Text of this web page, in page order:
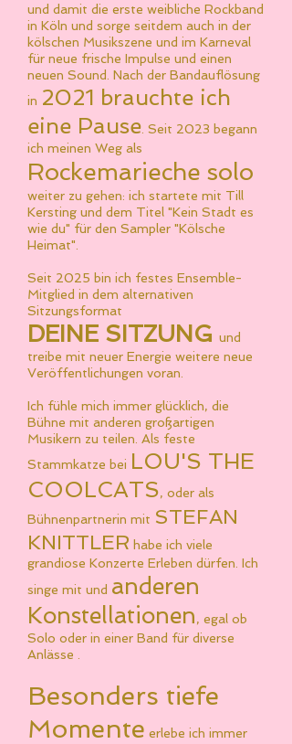
und damit die erste weibliche Rockband
in Köln und sorge seitdem auch in der
kölschen Musikszene und im Karneval
für neue frische Impulse und einen
neuen Sound. Nach der Bandauflösung
in 2021 brauchte ich
eine Pause . Seit 2023 begann
ich meinen Weg als
Rockemarieche solo
weiter zu gehen: ich startete mit Till
Kersting und dem Titel "Kein Stadt es
wie du" für den Sampler "Kölsche
Heimat".
Seit 2025 bin ich festes Ensemble-
Mitglied in dem alternativen
Sitzungsformat
DEINE SITZUNG und
treibe mit neuer Energie weitere neue
Veröffentlichungen voran.
Ich fühle mich immer glücklich, die
Bühne mit anderen großartigen
Musikern zu teilen. Als feste
Stammkatze bei LOU'S THE
COOLCATS, oder als
Bühnenpartnerin mit STEFAN
KNITTLER habe ich viele
grandiose Konzerte Erleben dürfen. Ich
singe mit und anderen
Konstellationen, egal ob
Solo oder in einer Band für diverse
Anlässe .
Besonders tiefe
Momente erlebe ich immer